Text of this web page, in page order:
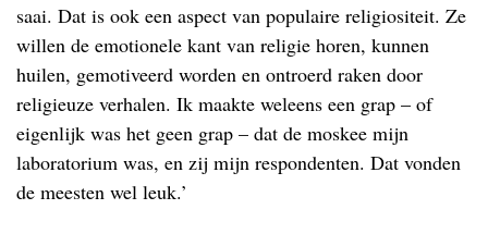
saai. Dat is ook een aspect van populaire religiositeit. Ze
willen de emotionele kant van religie horen, kunnen
huilen, gemotiveerd worden en ontroerd raken door
religieuze verhalen. Ik maakte weleens een grap – of
eigenlijk was het geen grap – dat de moskee mijn
laboratorium was, en zij mijn respondenten. Dat vonden
de meesten wel leuk.’